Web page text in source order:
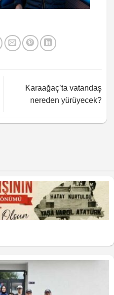
Karaağaç’ta vatandaş
nereden yürüyecek?